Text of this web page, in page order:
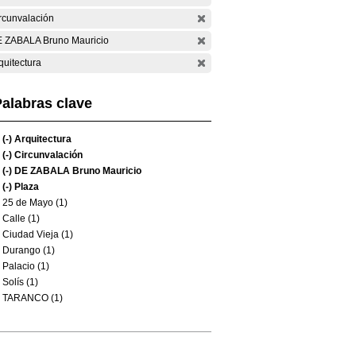
ZABALA Bruno Mauricio
clave
(-) Arquitectura
(-) Circunvalación
(-) DE ZABALA Bruno Mauricio
(-) Plaza
25 de Mayo (1)
Calle (1)
Ciudad Vieja (1)
Durango (1)
Palacio (1)
Solís (1)
TARANCO (1)